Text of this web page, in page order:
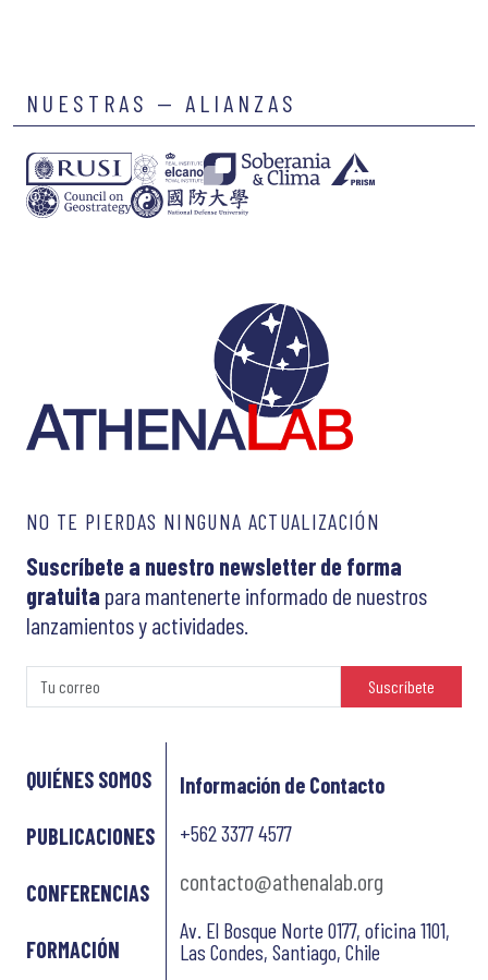
NUESTRAS — ALIANZAS
NO TE PIERDAS NINGUNA ACTUALIZACIÓN
Suscríbete a nuestro newsletter de forma
gratuita para mantenerte informado de nuestros
lanzamientos y actividades.
Suscríbete
QUIÉNES SOMOS
PUBLICACIONES
CONFERENCIAS
FORMACIÓN
Información de Contacto
+562 3377 4577
contacto@athenalab.org
Av. El Bosque Norte 0177, oficina 1101,
Las Condes, Santiago, Chile